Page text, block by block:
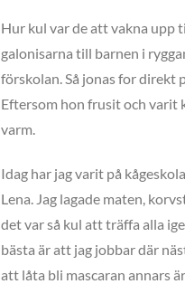
Hur kul var de att vakna upp
galonisarna till barnen i
förskolan. Så jonas for direkt
Eftersom hon frusit och varit
varm.
Idag har jag varit på
Lena. Jag lagade maten,
det var så kul att träffa alla
bästa är att jag jobbar där
att låta bli mascaran annars